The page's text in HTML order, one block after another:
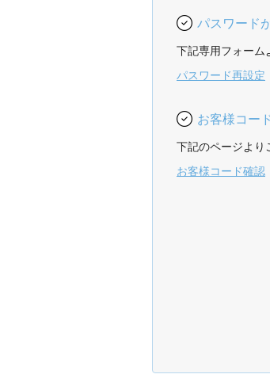
パスワード
下記専用フォーム
パスワード再設定
お客様コー
下記のページより
お客様コード確認